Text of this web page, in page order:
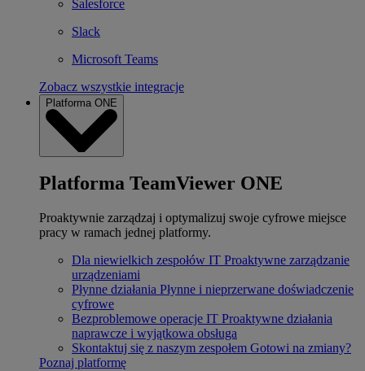
Salesforce
Slack
Microsoft Teams
Zobacz wszystkie integracje
Platforma ONE
Platforma TeamViewer ONE
Proaktywnie zarządzaj i optymalizuj swoje cyfrowe miejsce
pracy w ramach jednej platformy.
Dla niewielkich zespołów IT Proaktywne zarządzanie
urządzeniami
Płynne działania Płynne i nieprzerwane doświadczenie
cyfrowe
Bezproblemowe operacje IT Proaktywne działania
naprawcze i wyjątkowa obsługa
Skontaktuj się z naszym zespołem Gotowi na zmiany?
Poznaj platformę